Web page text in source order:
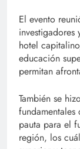
El evento
investigadores
hotel
educación
permitan
También se
pauta para el
región, los